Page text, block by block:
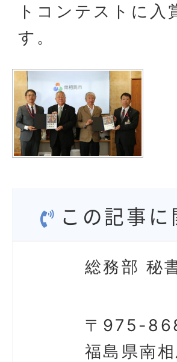
トコンテストに
す。
この記事
総務部 秘
〒975-
福島県南